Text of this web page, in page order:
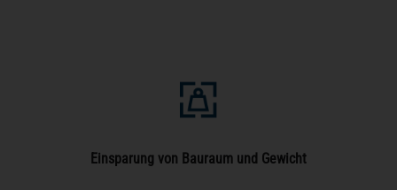
Einsparung von Bauraum und Gewicht